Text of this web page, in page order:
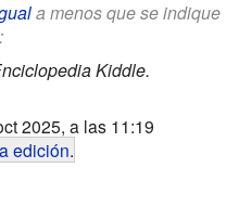
a menos que se indique
Kiddle.
2025, a las 11:19
edición.